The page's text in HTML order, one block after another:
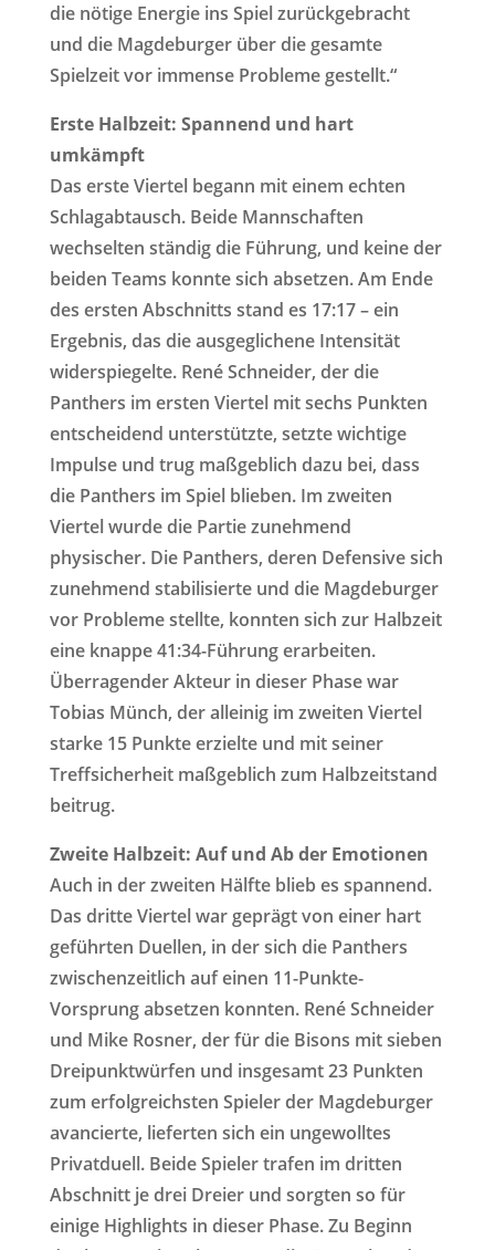
die nötige Energie ins Spiel zurückgebracht
und die Magdeburger über die gesamte
Spielzeit vor immense Probleme gestellt.“
Erste Halbzeit: Spannend und hart
umkämpft
Das erste Viertel begann mit einem echten
Schlagabtausch. Beide Mannschaften
wechselten ständig die Führung, und keine der
beiden Teams konnte sich absetzen. Am Ende
des ersten Abschnitts stand es 17:17 – ein
Ergebnis, das die ausgeglichene Intensität
widerspiegelte. René Schneider, der die
Panthers im ersten Viertel mit sechs Punkten
entscheidend unterstützte, setzte wichtige
Impulse und trug maßgeblich dazu bei, dass
die Panthers im Spiel blieben. Im zweiten
Viertel wurde die Partie zunehmend
physischer. Die Panthers, deren Defensive sich
zunehmend stabilisierte und die Magdeburger
vor Probleme stellte, konnten sich zur Halbzeit
eine knappe 41:34-Führung erarbeiten.
Überragender Akteur in dieser Phase war
Tobias Münch, der alleinig im zweiten Viertel
starke 15 Punkte erzielte und mit seiner
Treffsicherheit maßgeblich zum Halbzeitstand
beitrug.
Zweite Halbzeit: Auf und Ab der Emotionen
Auch in der zweiten Hälfte blieb es spannend.
Das dritte Viertel war geprägt von einer hart
geführten Duellen, in der sich die Panthers
zwischenzeitlich auf einen 11-Punkte-
Vorsprung absetzen konnten. René Schneider
und Mike Rosner, der für die Bisons mit sieben
Dreipunktwürfen und insgesamt 23 Punkten
zum erfolgreichsten Spieler der Magdeburger
avancierte, lieferten sich ein ungewolltes
Privatduell. Beide Spieler trafen im dritten
Abschnitt je drei Dreier und sorgten so für
einige Highlights in dieser Phase. Zu Beginn